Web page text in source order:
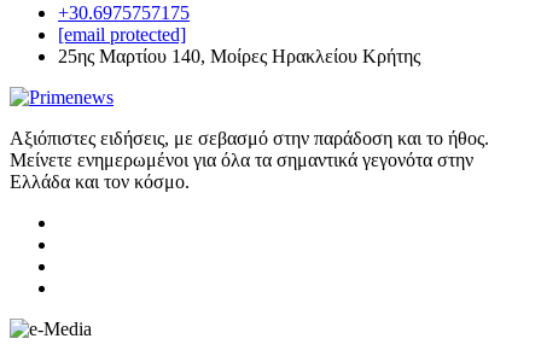
+30.6975757175
[email protected]
25ης Μαρτίου 140, Μοίρες Ηρακλείου Κρήτης
Αξιόπιστες ειδήσεις, με σεβασμό στην παράδοση και το ήθος.
Μείνετε ενημερωμένοι για όλα τα σημαντικά γεγονότα στην
Ελλάδα και τον κόσμο.